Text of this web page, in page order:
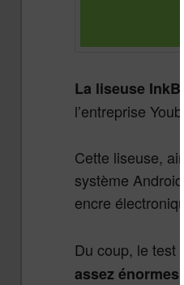
La liseuse
l’entreprise
Cette liseuse,
système
encre
Du coup, le test
assez énormes